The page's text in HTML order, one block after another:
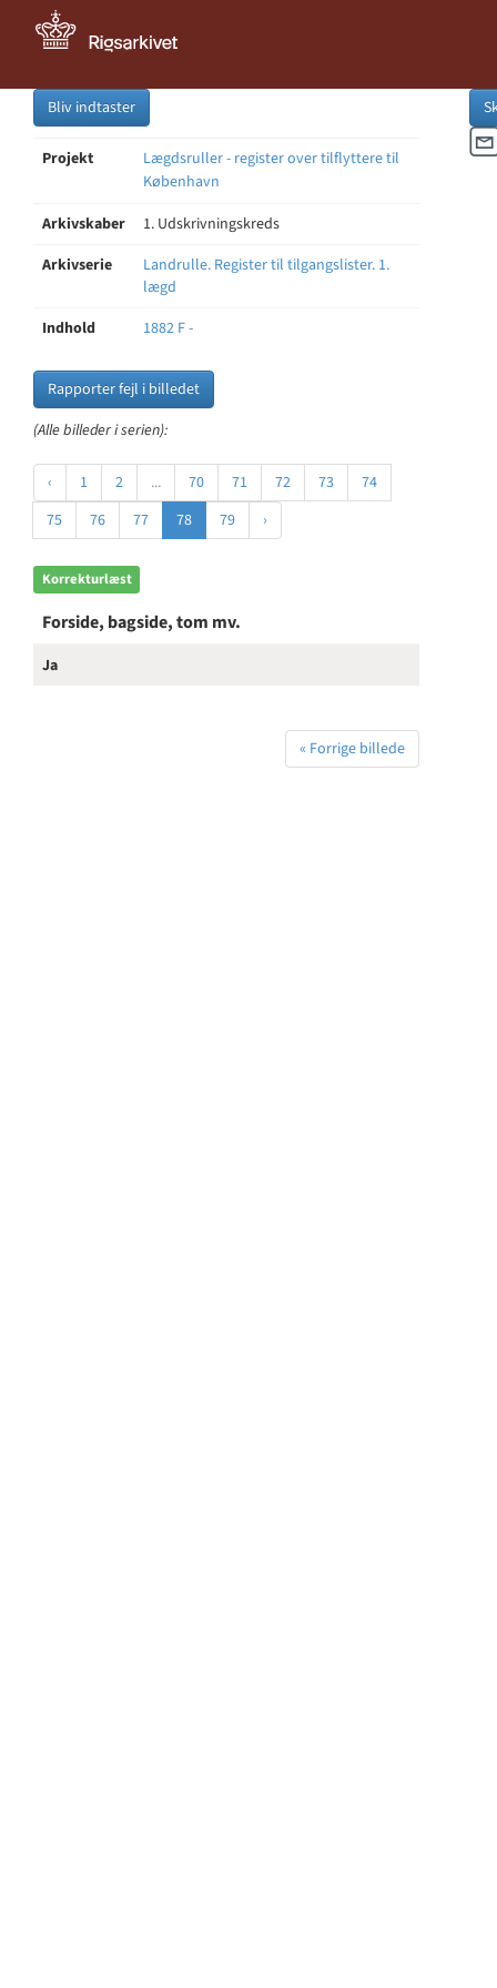
Bliv indtaster
Projekt
Lægdsruller - register over tilflyttere til
København
Arkivskaber
1. Udskrivningskreds
Arkivserie
Landrulle. Register til tilgangslister. 1.
lægd
Indhold
1882 F -
Rapporter fejl i billedet
(Alle billeder i serien):
‹ 1 2 ... 70 71 72 73
74
75
76 77 78 79 ›
Korrekturlæst
Forside, bagside, tom mv.
Ja
« Forrige billede